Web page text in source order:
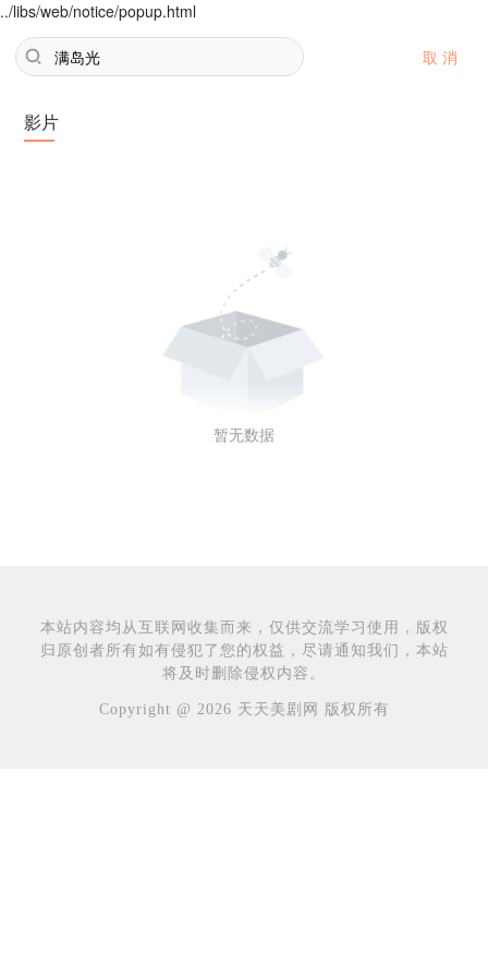
../libs/web/notice/popup.html
取 消
影片
暂无数据
本站内容均从互联网收集而来，仅供交流学习使用，版权
归原创者所有如有侵犯了您的权益，尽请通知我们，本站
将及时删除侵权内容。
Copyright @ 2026 天天美剧网 版权所有